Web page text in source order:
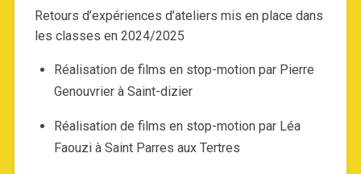
Retours d’expériences d’ateliers mis en place dans
les classes en 2024/2025
Réalisation de films en stop-motion par Pierre
Genouvrier à Saint-dizier
Réalisation de films en stop-motion par Léa
Faouzi à Saint Parres aux Tertres